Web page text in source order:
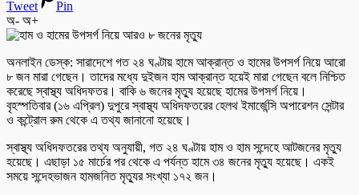
Tweet
Pin
অ- অ+
অনলাইন ডেস্ক: সারাদেশে গত ২৪ ঘণ্টায় হামে আক্রান্ত ও হামের উপসর্গ নিয়ে আরো
৮ জন মারা গেছেন। তাদের মধ্যে দুইজন হাম আক্রান্ত হয়েই মারা গেছেন বলে নিশ্চিত
করেছে স্বাস্থ্য অধিদফতর। বাকি ৬ জনের মৃত্যু হয়েছে হামের উপসর্গ নিয়ে।
বৃহস্পতিবার (১৬ এপ্রিল) দুপুরে স্বাস্থ্য অধিদফতরের হেলথ ইমার্জেন্সি অপারেশন সেন্টার
ও কন্ট্রোল রুম থেকে এ তথ্য জানানো হয়েছে।
স্বাস্থ্য অধিদফতরের তথ্য অনুযায়ী, গত ২৪ ঘণ্টায় হাম ও হাম সন্দেহে আটজনের মৃত্যু
হয়েছে। এছাড়া ১৫ মার্চের পর থেকে এ পর্যন্ত হামে ৩৪ জনের মৃত্যু হয়েছে। একই
সময়ে সন্দেহভাজন হামজনিত মৃত্যুর সংখ্যা ১৭২ জন।